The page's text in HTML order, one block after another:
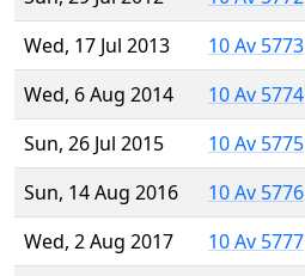
Wed, 17 Jul 2013
10 Av 5773
Wed, 6 Aug 2014
10 Av 5774
Sun, 26 Jul 2015
10 Av 5775
Sun, 14 Aug 2016
10 Av 5776
Wed, 2 Aug 2017
10 Av 5777